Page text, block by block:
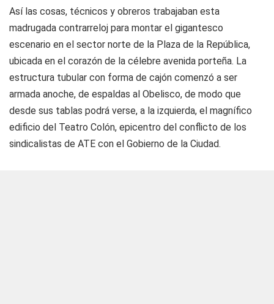
Así las cosas, técnicos y obreros trabajaban esta
madrugada contrarreloj para montar el gigantesco
escenario en el sector norte de la Plaza de la República,
ubicada en el corazón de la célebre avenida porteña. La
estructura tubular con forma de cajón comenzó a ser
armada anoche, de espaldas al Obelisco, de modo que
desde sus tablas podrá verse, a la izquierda, el magnífico
edificio del Teatro Colón, epicentro del conflicto de los
sindicalistas de ATE con el Gobierno de la Ciudad.